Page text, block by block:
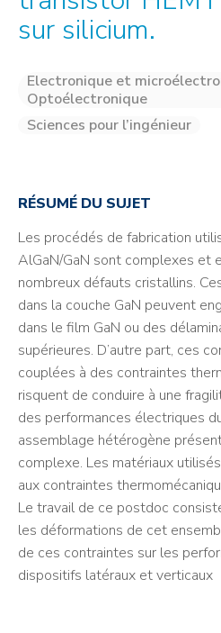
sur silicium.
Electronique et
Optoélectronique
Sciences pour l’ingénieur
RÉSUMÉ DU SUJET
Les procédés de fabrication
AlGaN/GaN sont complexes et
nombreux défauts cristallins.
dans la couche GaN peuvent
dans le film GaN ou des
supérieures. D’autre part, ces
couplées à des contraintes
risquent de conduire à une
des performances électriques
assemblage hétérogène
complexe. Les matériaux
aux contraintes
Le travail de ce postdoc
les déformations de cet
de ces contraintes sur les
dispositifs latéraux et verticaux